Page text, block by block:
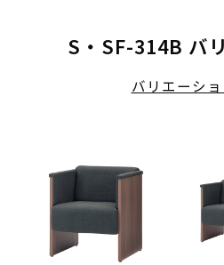
S・SF-314B バ
バリエーシ